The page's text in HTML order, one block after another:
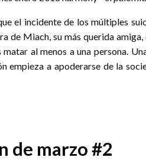
el incidente de los múltiples
de Miach, su más querida amiga,
al menos a una persona.
a apoderarse de la
de marzo #2